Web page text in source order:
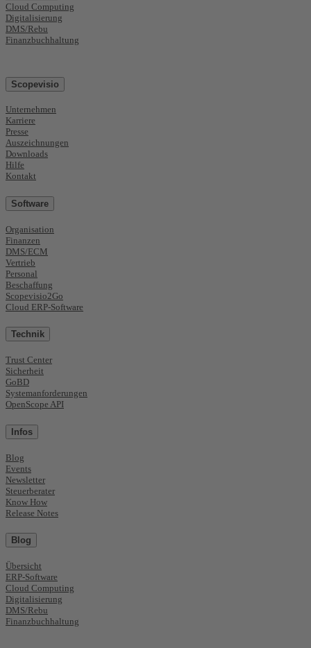
Cloud Computing
Digitalisierung
DMS/Rebu
Finanzbuchhaltung
Scopevisio
Unternehmen
Karriere
Presse
Auszeichnungen
Downloads
Hilfe
Kontakt
Software
Organisation
Finanzen
DMS/ECM
Vertrieb
Personal
Beschaffung
Scopevisio2Go
Cloud ERP-Software
Technik
Trust Center
Sicherheit
GoBD
Systemanforderungen
OpenScope API
Infos
Blog
Events
Newsletter
Steuerberater
Know How
Release Notes
Blog
Übersicht
ERP-Software
Cloud Computing
Digitalisierung
DMS/Rebu
Finanzbuchhaltung